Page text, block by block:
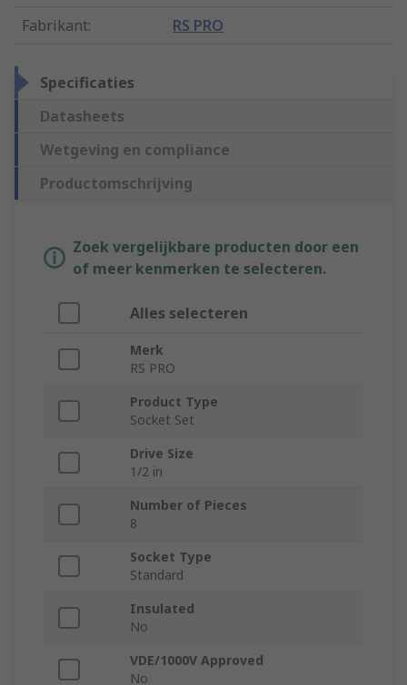
Fabrikant: RS PRO
Specificaties
Datasheets
Wetgeving en compliance
Productomschrijving
Zoek vergelijkbare producten door een
of meer kenmerken te selecteren.
Alles selecteren
Merk
RS PRO
Product Type
Socket Set
Drive Size
1/2 in
Number of Pieces
8
Socket Type
Standard
Insulated
No
VDE/1000V Approved
No